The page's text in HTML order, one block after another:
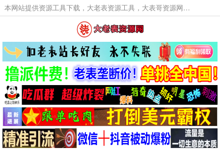
本网站提供资源工具下载，大老表资源工具，大表哥资源网软件工具，大老表资源下载，活动线报福利资源分享,活动线报，大型网游经典游戏，网络热门技术游戏辅助交流与分享。